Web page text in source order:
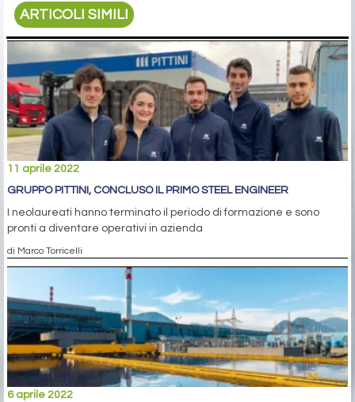
ARTICOLI SIMILI
11 aprile 2022
GRUPPO PITTINI, CONCLUSO IL PRIMO STEEL ENGINEER
I neolaureati hanno terminato il periodo di formazione e sono
pronti a diventare operativi in azienda
di Marco Torricelli
6 aprile 2022